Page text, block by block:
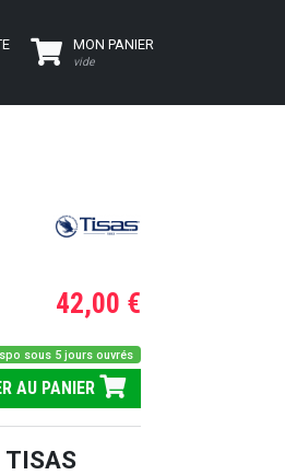
MON PANIER
vide
42,00 €
sous 5 jours ouvrés
AU PANIER